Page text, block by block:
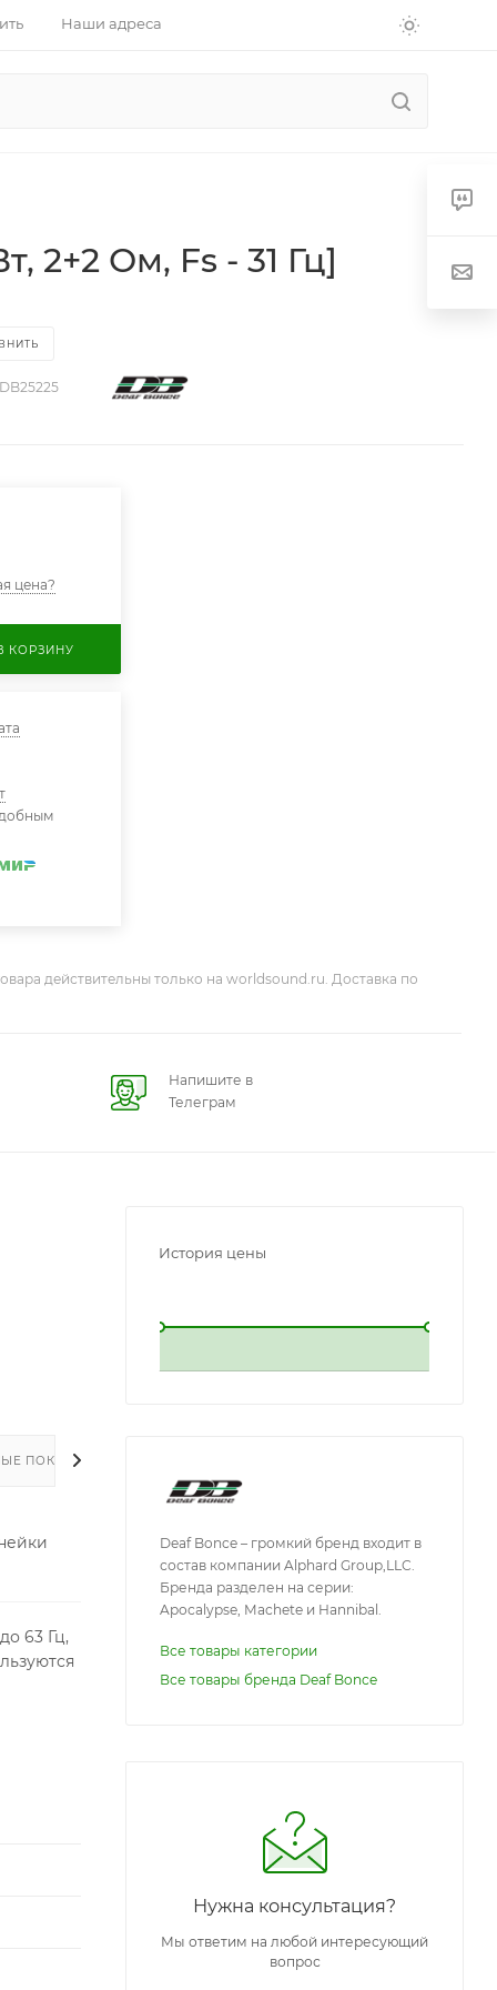
Наши адреса
2+2 Ом, Fs - 31 Гц]
DB25225
цена?
КОРЗИНУ
действительны только на worldsound.ru. Доставка по
Напишите в
Телеграм
ПОКУПКИ
63 Гц,
История цены
Deaf Bonce – громкий бренд входит в
состав компании Alphard Group,LLC.
Бренда разделен на серии:
Apocalypse, Machete и Hannibal.
Все товары категории
Все товары бренда Deaf Bonce
Нужна консультация?
Мы ответим на любой интересующий
вопрос